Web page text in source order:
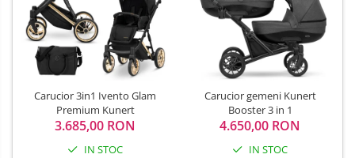
Carucior 3in1 Ivento Glam
Premium Kunert
3.685,00 RON
IN STOC
Carucior gemeni Kunert
Booster 3 in 1
4.650,00 RON
IN STOC